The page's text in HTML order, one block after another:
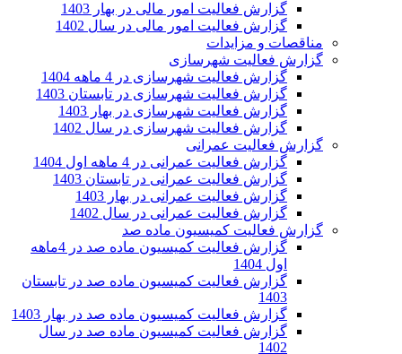
گزارش فعالیت امور مالی در بهار 1403
گزارش فعالیت امور مالی در سال 1402
مناقصات و مزایدات
گزارش فعالیت شهرسازی
گزارش فعالیت شهرسازی در 4 ماهه 1404
گزارش فعالیت شهرسازی در تابستان 1403
گزارش فعالیت شهرسازی در بهار 1403
گزارش فعالیت شهرسازی در سال 1402
گزارش فعالیت عمرانی
گزارش فعالیت عمرانی در 4 ماهه اول 1404
گزارش فعالیت عمرانی در تابستان 1403
گزارش فعالیت عمرانی در بهار 1403
گزارش فعالیت عمرانی در سال 1402
گزارش فعالیت کمیسیون ماده صد
گزارش فعالیت کمیسیون ماده صد در 4ماهه
اول 1404
گزارش فعالیت کمیسیون ماده صد در تابستان
1403
گزارش فعالیت کمیسیون ماده صد در بهار 1403
گزارش فعالیت کمیسیون ماده صد در سال
1402